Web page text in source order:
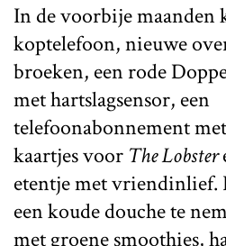
In de voorbije maanden
koptelefoon, nieuwe
broeken, een rode
met hartslagsensor, een
telefoonabonnement
kaartjes voor The Lobster
etentje met vriendinlief.
een koude douche te
met groene smoothies,